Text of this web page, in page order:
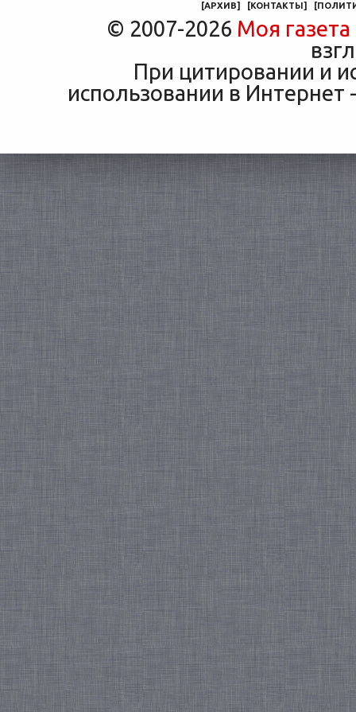
[АРХИВ] [КОНТАКТЫ] [
© 2007-2026 Моя газета
При цитировании и
использовании в Интернет